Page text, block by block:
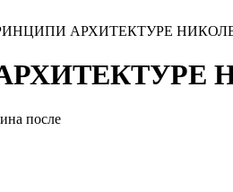
АРХИТЕКТУРЕ
после